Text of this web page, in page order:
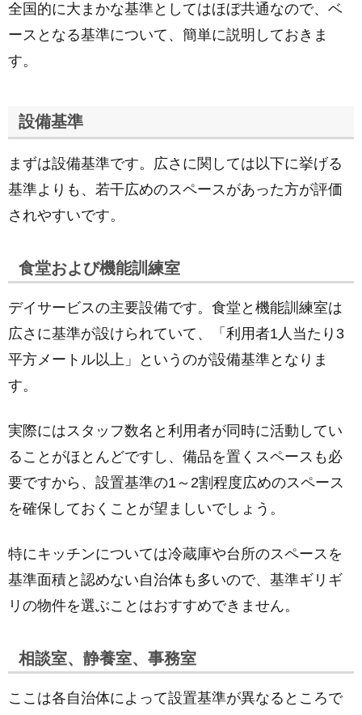
全国的に大まかな基準としてはほぼ共通なので、ベ
ースとなる基準について、簡単に説明しておきま
す。
設備基準
まずは設備基準です。広さに関しては以下に挙げる
基準よりも、若干広めのスペースがあった方が評価
されやすいです。
食堂および機能訓練室
デイサービスの主要設備です。食堂と機能訓練室は
広さに基準が設けられていて、「利用者1人当たり3
平方メートル以上」というのが設備基準となりま
す。
実際にはスタッフ数名と利用者が同時に活動してい
ることがほとんどですし、備品を置くスペースも必
要ですから、設置基準の1～2割程度広めのスペース
を確保しておくことが望ましいでしょう。
特にキッチンについては冷蔵庫や台所のスペースを
基準面積と認めない自治体も多いので、基準ギリギ
リの物件を選ぶことはおすすめできません。
相談室、静養室、事務室
ここは各自治体によって設置基準が異なるところで